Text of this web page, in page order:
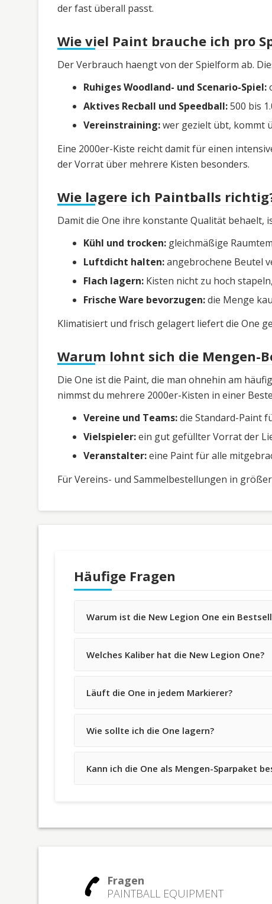
der fast überall passt.
Wie viel Paint brauche ich pro
Der Verbrauch haengt von der Spielform ab.
Ruhiges Woodland- und Scenario-Spiel:
Aktives Recball und Speedball:500 bis
Vereinstraining:wer gezielt übt, kommt
Eine 2000er-Kiste reicht damit für einen
der Vorrat über mehrere Kisten besonders.
Wie lagere ich Paintballs
Damit die One ihre konstante Qualität
Kühl und trocken:gleichmäßige
Luftdicht halten:angebrochene Beutel
Flach lagern:Kisten nicht zu hoch
Frische Ware bevorzugen:die Menge
Klimatisiert und frisch gelagert liefert die One
Warum lohnt sich die Mengen-
Die One ist die Paint, die man ohnehin am
nimmst du mehrere 2000er-Kisten in einer
Vereine und Teams:die Standard-Paint
Vielspieler:ein gut gefüllter Vorrat der
Veranstalter:eine Paint für alle
Für Vereins- und Sammelbestellungen in
Häufige Fragen
Warum ist die New Legion One ein
Welches Kaliber hat die New Legion One?
Läuft die One in jedem Markierer?
Wie sollte ich die One lagern?
Kann ich die One als Mengen-Sparpaket
Fragen
PAINTBALL EQUIPMENT